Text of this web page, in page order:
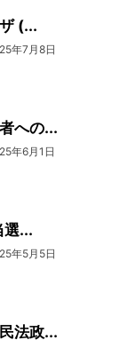
(...
年7月8日
への...
年6月1日
選...
年5月5日
法政...